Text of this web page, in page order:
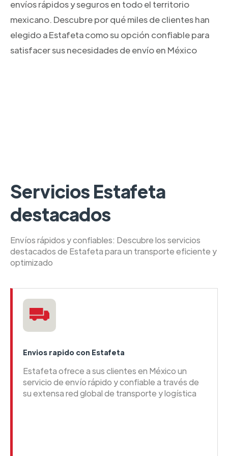
envíos rápidos y seguros en todo el territorio
mexicano. Descubre por qué miles de clientes han
elegido a Estafeta como su opción confiable para
satisfacer sus necesidades de envío en México
Servicios Estafeta
destacados
Envíos rápidos y confiables: Descubre los servicios
destacados de Estafeta para un transporte eficiente y
optimizado
Envios rapido con Estafeta
Estafeta ofrece a sus clientes en México un
servicio de envío rápido y confiable a través de
su extensa red global de transporte y logística